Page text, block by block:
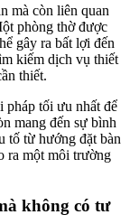
mà còn liên quan
phòng thờ được
gây ra bất lợi đến
kiếm dịch vụ thiết
thiết.
pháp tối ưu nhất để
mang đến sự bình
tố từ hướng đặt bàn
ra một môi trường
không có tư